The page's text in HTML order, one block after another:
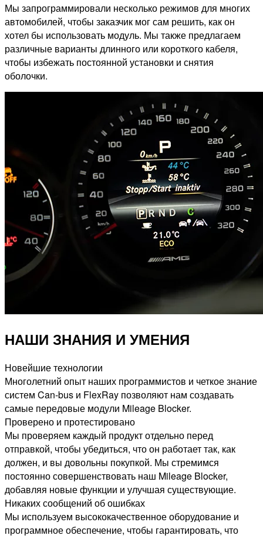
Мы запрограммировали несколько режимов для многих
автомобилей, чтобы заказчик мог сам решить, как он
хотел бы использовать модуль. Мы также предлагаем
различные варианты длинного или короткого кабеля,
чтобы избежать постоянной установки и снятия
оболочки.
НАШИ ЗНАНИЯ И УМЕНИЯ
Новейшие технологии
Многолетний опыт наших программистов и четкое знание
систем Can-bus и FlexRay позволяют нам создавать
самые передовые модули Mileage Blocker.
Проверено и протестировано
Мы проверяем каждый продукт отдельно перед
отправкой, чтобы убедиться, что он работает так, как
должен, и вы довольны покупкой. Мы стремимся
постоянно совершенствовать наш Mileage Blocker,
добавляя новые функции и улучшая существующие.
Никаких сообщений об ошибках
Мы используем высококачественное оборудование и
программное обеспечение, чтобы гарантировать, что